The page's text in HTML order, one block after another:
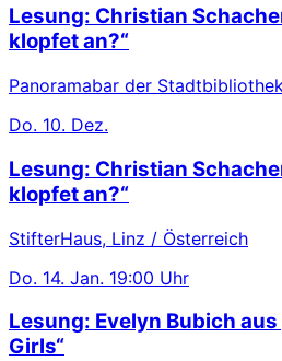
Lesung: Christian
klopfet an?“
Panoramabar der
Do. 10. Dez.
Lesung: Christian
klopfet an?“
StifterHaus, Linz / Österreich
Do. 14. Jan. 19:00 Uhr
Lesung: Evelyn Bubich
Girls“